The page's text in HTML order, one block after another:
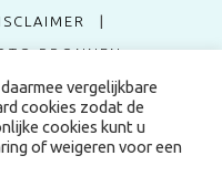
BRONNEN
Vereniging
vergelijkbare
cookies zodat de
cookies kunt u
of weigeren voor een